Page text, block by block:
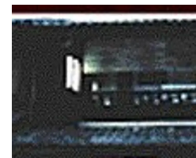
面がある。また池泉...